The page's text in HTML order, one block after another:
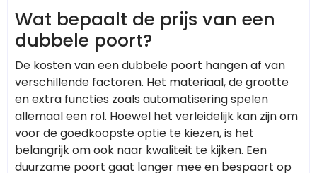
Wat bepaalt de prijs van een
dubbele poort?
De kosten van een dubbele poort hangen af van
verschillende factoren. Het materiaal, de grootte
en extra functies zoals automatisering spelen
allemaal een rol. Hoewel het verleidelijk kan zijn om
voor de goedkoopste optie te kiezen, is het
belangrijk om ook naar kwaliteit te kijken. Een
duurzame poort gaat langer mee en bespaart op